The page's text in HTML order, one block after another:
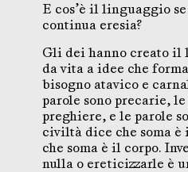
E cos’è il linguaggio
continua eresia?
Gli dei hanno creato il
da vita a idee che
bisogno atavico e
parole sono precarie, le
preghiere, e le parole
civiltà dice che soma
che soma è il corpo.
nulla o ereticizzarle è